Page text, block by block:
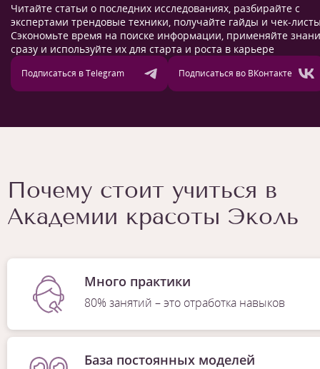
Читайте статьи о последних исследованиях, разбирайте с
экспертами трендовые техники, получайте гайды и чек-
Сэкономьте время на поиске информации, применяйте
сразу и используйте их для старта и роста в карьере
Подписаться в Telegram Подписаться во ВКонтакте
Почему стоит учиться в
Академии красоты Эколь
Много практики
80% занятий – это отработка навыков
База постоянных моделей